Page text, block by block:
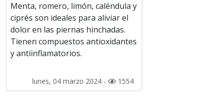
Menta, romero, limón, caléndula y
ciprés son ideales para aliviar el
dolor en las piernas hinchadas.
Tienen compuestos antioxidantes
y antiinflamatorios.
lunes, 04 marzo 2024 - 1554